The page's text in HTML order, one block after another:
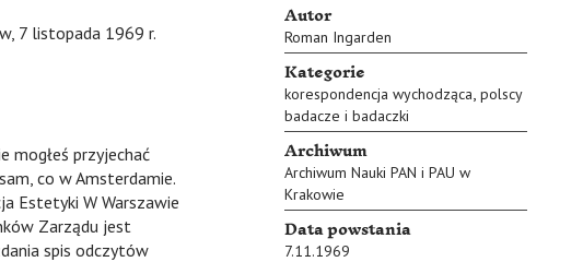
Autor
Roman Ingarden
Kategorie
korespondencja wychodząca, polscy
badacze i badaczki
Archiwum
Archiwum Nauki PAN i PAU w
Krakowie
Data powstania
7.11.1969
1969 r.
przyjechać
co w Amsterdamie.
Estetyki W Warszawie
Zarządu jest
spis odczytów